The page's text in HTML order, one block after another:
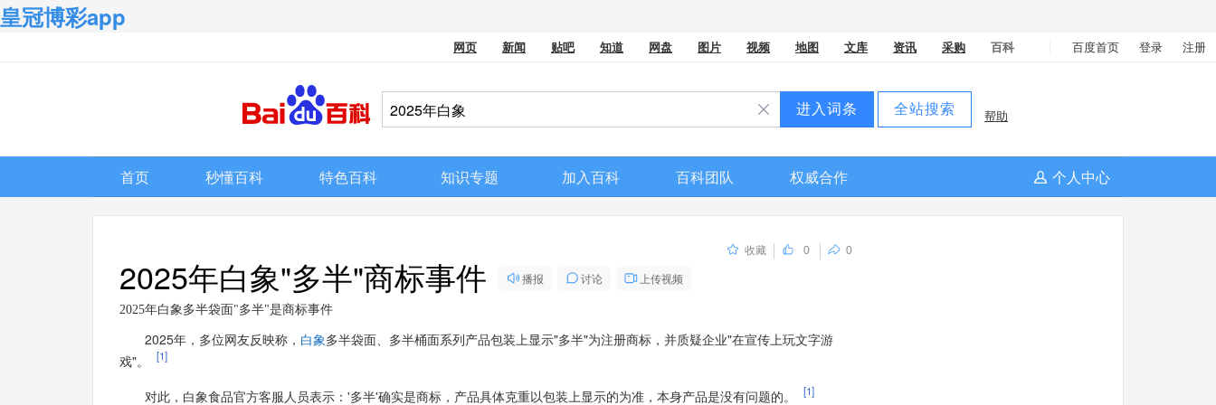
皇冠博彩app
网页 新闻 贴吧 知道 网盘 图片 视频 地图 文库 资讯 采购 百科 百度首页 登录 注册
进入词条 全站搜索 帮助
首页 秒懂百科 特色百科 知识专题 加入百科 百科团队 权威合作 个人中心
收藏 0 0
2025年白象"多半"商标事件 播报 讨论 上传视频
2025年白象多半袋面"多半"是商标事件
2025年，多位网友反映称， 白象多半袋面、多半桶面系列产品包装上显示"多半"为注册商标，并质疑企业"在宣传上玩文字游
戏"。
[1]
对此，白象食品官方客服人员表示：'多半'确实是商标，产品具体克重以包装上显示的为准，本身产品是没有问题的。 [1]